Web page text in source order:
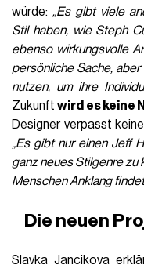
würde:„Es gibt viele
Stil haben, wie Steph
ebenso wirkungsvolle
persönliche Sache,
nutzen, um ihre
Zukunftwird es keine
Designer verpasst
„Es gibt nur einen Jeff
ganz neues Stilgenre zu
Menschen Anklang
Die neuen
Slavka Jancikova